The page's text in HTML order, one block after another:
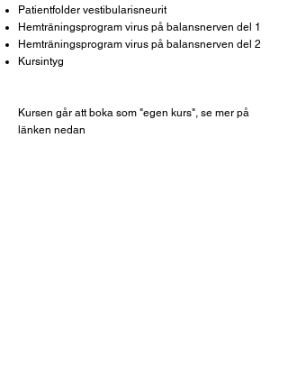
Patientfolder vestibularisneurit
Hemträningsprogram virus på balansnerven del 1
Hemträningsprogram virus på balansnerven del 2
Kursintyg
Kursen går att boka som "egen kurs", se mer på
länken nedan